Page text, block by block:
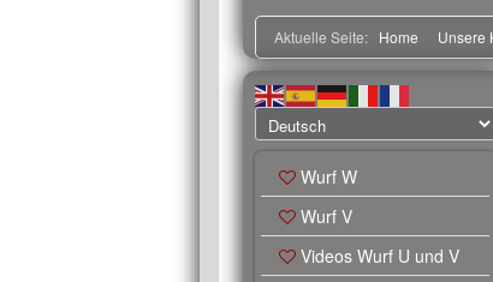
Aktuelle Seite: Home Unsere
Wurf W
Wurf V
Videos Wurf U und V